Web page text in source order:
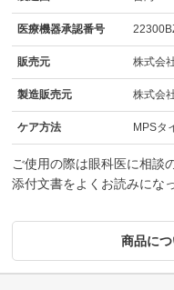
医療機器承認番号
販売元 株式会
製造販売元 株式会
ケア方法 MPSタ
ご使用の際は眼科医に相談
添付文書をよくお読みにな
商品に